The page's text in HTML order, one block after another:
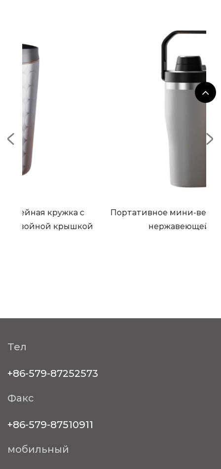
Портативное мини-ведро для льда из
нержавеющей стали
Тел
+86-579-87252573
Факс
+86-579-87510911
мобильный